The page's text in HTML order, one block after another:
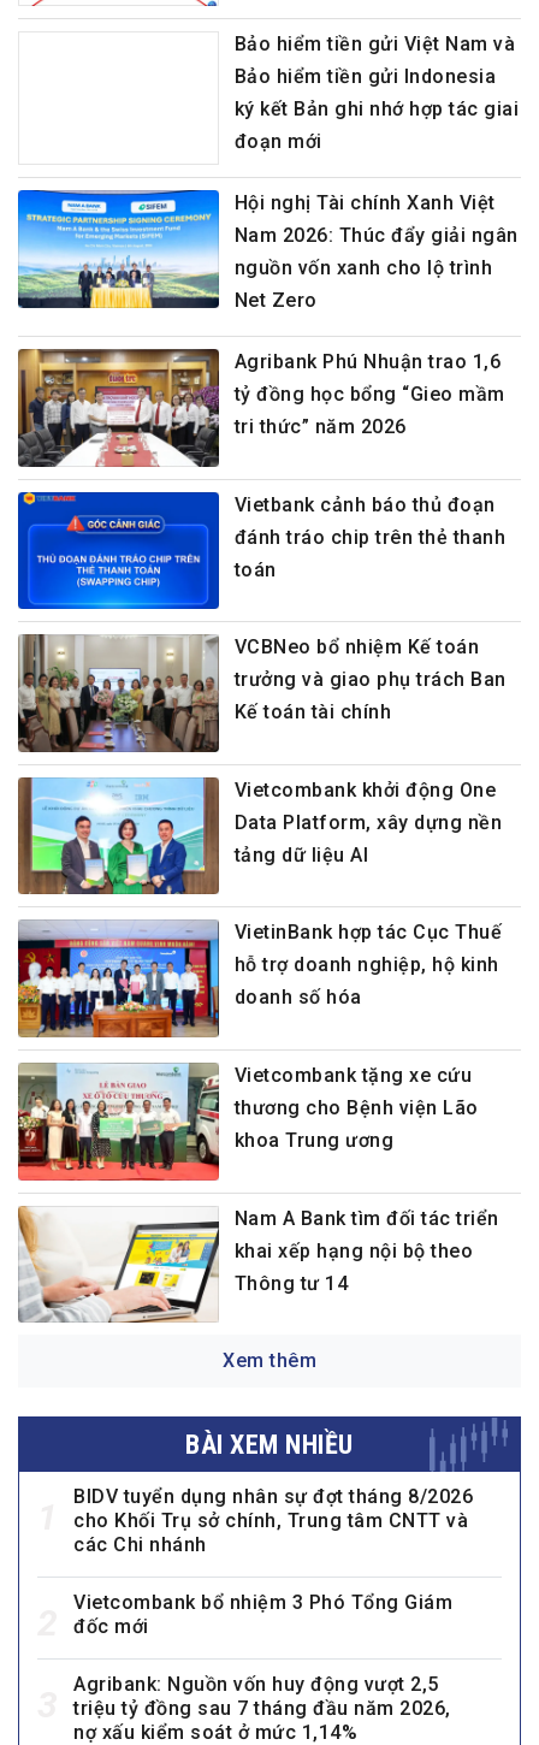
Bảo hiểm tiền gửi Việt Nam và
Bảo hiểm tiền gửi Indonesia
ký kết Bản ghi nhớ hợp tác giai
đoạn mới
Hội nghị Tài chính Xanh Việt
Nam 2026: Thúc đẩy giải ngân
nguồn vốn xanh cho lộ trình
Net Zero
Agribank Phú Nhuận trao 1,6
tỷ đồng học bổng “Gieo mầm
tri thức” năm 2026
Vietbank cảnh báo thủ đoạn
đánh tráo chip trên thẻ thanh
toán
VCBNeo bổ nhiệm Kế toán
trưởng và giao phụ trách Ban
Kế toán tài chính
Vietcombank khởi động One
Data Platform, xây dựng nền
tảng dữ liệu AI
VietinBank hợp tác Cục Thuế
hỗ trợ doanh nghiệp, hộ kinh
doanh số hóa
Vietcombank tặng xe cứu
thương cho Bệnh viện Lão
khoa Trung ương
Nam A Bank tìm đối tác triển
khai xếp hạng nội bộ theo
Thông tư 14
Xem thêm
BÀI XEM NHIỀU
BIDV tuyển dụng nhân sự đợt tháng 8/2026
cho Khối Trụ sở chính, Trung tâm CNTT và
các Chi nhánh
Vietcombank bổ nhiệm 3 Phó Tổng Giám
đốc mới
Agribank: Nguồn vốn huy động vượt 2,5
triệu tỷ đồng sau 7 tháng đầu năm 2026,
nợ xấu kiểm soát ở mức 1,14%